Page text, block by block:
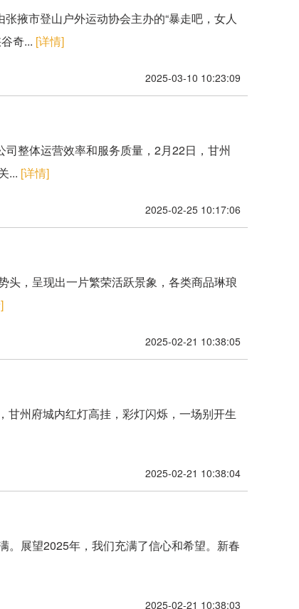
掖市登山户外运动协会主办的“暴走吧，女人
奇... [详情]
2025-03-10 10:23:09
整体运营效率和服务质量，2月22日，甘州
... [详情]
2025-02-25 10:17:06
头，呈现出一片繁荣活跃景象，各类商品琳琅
2025-02-21 10:38:05
州府城内红灯高挂，彩灯闪烁，一场别开生
2025-02-21 10:38:04
展望2025年，我们充满了信心和希望。新春
2025-02-21 10:38:03